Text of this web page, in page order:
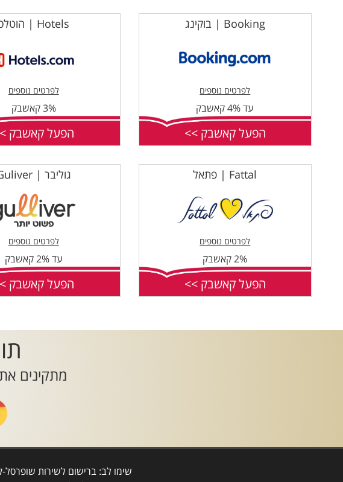
Booking | בוקינג
לפרטים נוספים
עד 4% קאשבק
הפעל קאשבק >>
Hotels | הוטלס
לפרטים נוספים
3% קאשבק
הפעל קאשבק
Fattal | פתאל
לפרטים נוספים
2% קאשבק
הפעל קאשבק >>
גוליבר | Guliver
לפרטים נוספים
עד 2% קאשבק
הפעל קאשבק
מתקינים
שימו לב: ברישום לשירות